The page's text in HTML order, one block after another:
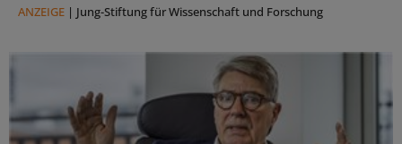
ANZEIGE | Jung-Stiftung für Wissenschaft und Forschung